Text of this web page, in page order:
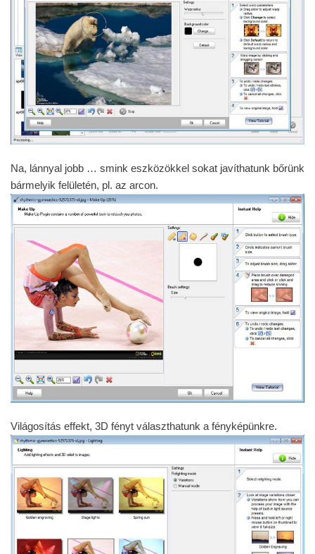
Na, lánnyal jobb … smink eszközökkel sokat javíthatunk bőrünk
bármelyik felületén, pl. az arcon.
Világosítás effekt, 3D fényt választhatunk a fényképünkre.